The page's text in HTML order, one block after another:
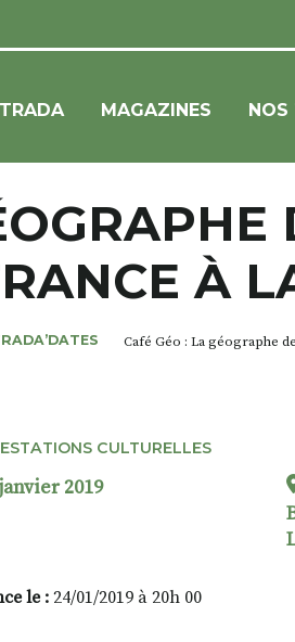
MAGAZINES NOS
À
Café Géo : La géographe
CULTURELLES
2019
le : 24/01/2019 à 20h 00